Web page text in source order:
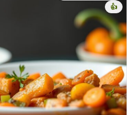
👍